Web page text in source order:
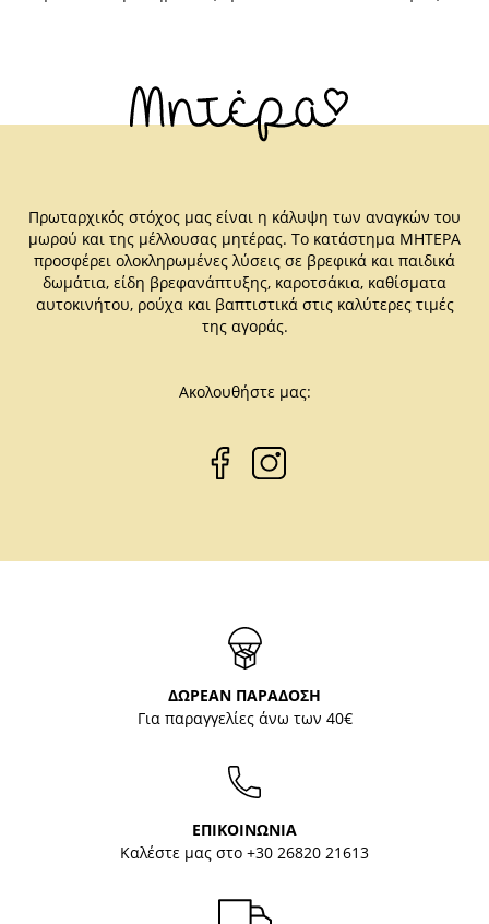
Πρωταρχικός στόχος μας είναι η κάλυψη των αναγκών του
μωρού και της μέλλουσας μητέρας. Το κατάστημα ΜΗΤΕΡΑ
προσφέρει ολοκληρωμένες λύσεις σε βρεφικά και παιδικά
δωμάτια, είδη βρεφανάπτυξης, καροτσάκια, καθίσματα
αυτοκινήτου, ρούχα και βαπτιστικά στις καλύτερες τιμές
της αγοράς.
Ακολουθήστε μας:
ΔΩΡΕΑΝ ΠΑΡΑΔΟΣΗ
Για παραγγελίες άνω των 40€
ΕΠΙΚΟΙΝΩΝΙΑ
Καλέστε μας στο +30 26820 21613